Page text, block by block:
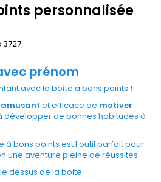
personnalisée
3727
prénom
avec la boîte à bons points !
amusant et efficace de motiver
développer de bonnes habitudes à
à bons points est l'outil parfait pour
une aventure pleine de réussites.
dessus de la boite